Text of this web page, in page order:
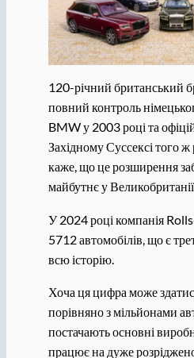
120-річний британський
повний контроль
BMW у 2003 році та
Західному Суссексі того
каже, що це розширення
майбутнє у
У 2024 році компанія
5712 автомобілів, що є
всю історію.
Хоча ця цифра може
порівняно з мільйонами
постачають основні
працює на дуже